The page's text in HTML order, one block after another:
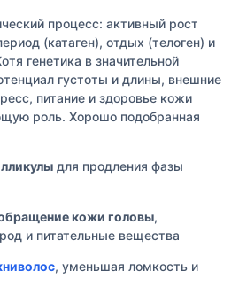
процесс: активный рост
(катаген), отдых (телоген) и
генетика в значительной
густоты и длины, внешние
питание и здоровье кожи
роль. Хорошо подобранная
для продления фазы
кожи головы,
и питательные вещества
, уменьшая ломкость и